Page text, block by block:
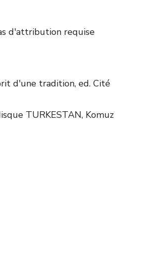
d'attribution requise
d'une tradition, ed. Cité
TURKESTAN, Komuz